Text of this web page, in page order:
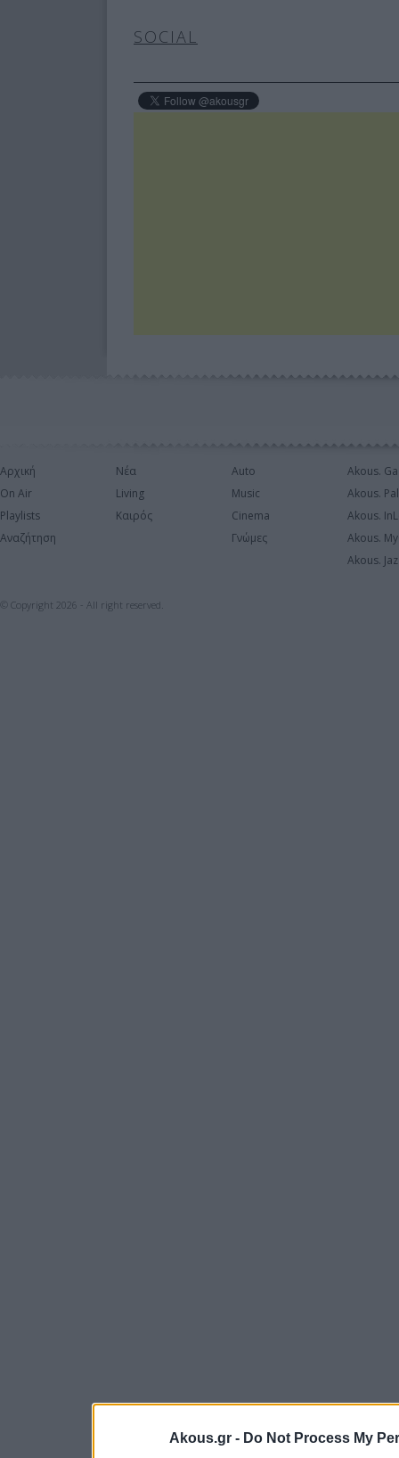
Akous.gr - Do Not Process My
SOCIAL
Αρχική
On Air
Playlists
Αναζήτηση
Νέα
Living
Καιρός
Auto
Music
Cinema
Γνώμες
Akous.
Akous.
Akous.
Akous.
Akous.
© Copyright 2026 - All right reserved.